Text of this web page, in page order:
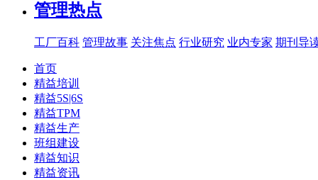
管理热点
工厂百科 管理故事 关注焦点 行业研究 业内专家 期刊导
首页
精益培训
精益5S|6S
精益TPM
精益生产
班组建设
精益知识
精益资讯